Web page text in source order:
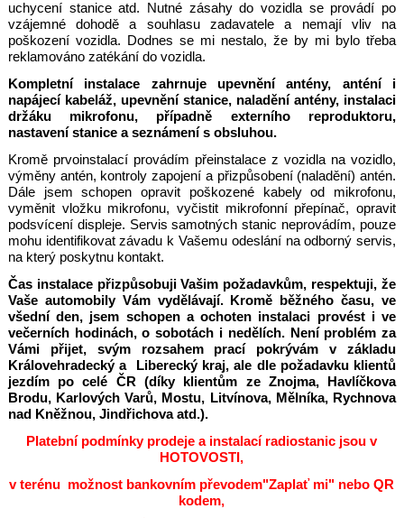
uchycení stanice atd. Nutné zásahy do vozidla se provádí po
vzájemné dohodě a souhlasu zadavatele a nemají vliv na
poškození vozidla. Dodnes se mi nestalo, že by mi bylo třeba
reklamováno zatékání do vozidla.
Kompletní instalace zahrnuje upevnění antény, anténí i
napájecí kabeláž, upevnění stanice, naladění antény, instalaci
držáku mikrofonu, případně externího reproduktoru,
nastavení stanice a seznámenís obsluhou.
Kromě prvoinstalací provádím přeinstalace z vozidla na vozidlo,
výměny antén, kontroly zapojení a přizpůsobení (naladění) antén.
Dále jsem schopen opravit poškozené kabely od mikrofonu,
vyměnit vložku mikrofonu, vyčistit mikrofonní přepínač, opravit
podsvícení displeje. Servis samotných stanic neprovádím, pouze
mohu identifikovat závadu k Vašemu odeslání na odborný servis,
na který poskytnu kontakt.
Čas instalace přizpůsobuji Vašim požadavkům, respektuji, že
Vaše automobily Vám vydělávají. Kromě běžného času, ve
všední den, jsem schopen a ochoten instalaci provést i ve
večerních hodinách, o sobotách i nedělích. Není problém za
Vámi přijet, svým rozsahem prací pokrývám v základu
Královehradecký a Liberecký kraj, ale dle požadavku klientů
jezdím po celé ČR (díky klientům ze Znojma, Havlíčkova
Brodu, Karlových Varů, Mostu, Litvínova, Mělníka, Rychnova
nad Kněžnou, Jindřichova atd.).
Platební podmínky prodeje a instalací radiostanic jsou v
HOTOVOSTI,
v terénu možnost bankovním převodem"Zaplať mi" nebo QR
kodem,